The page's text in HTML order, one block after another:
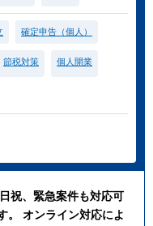
確定申告（個人）
節税対策 個人開業
祝、緊急案件も対応可
。 オンライン対応によ